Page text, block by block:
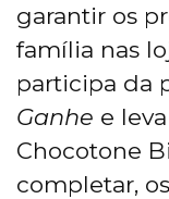
garantir os
família nas
participa da
Ganhe e
Chocotone
completar,